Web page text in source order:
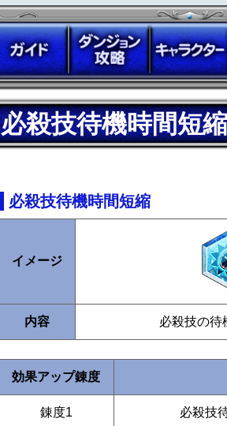
必殺技待機時間短縮
必殺技待機時間短縮
イメージ
内容 必殺技の待
効果アップ錬度
錬度1 必殺技